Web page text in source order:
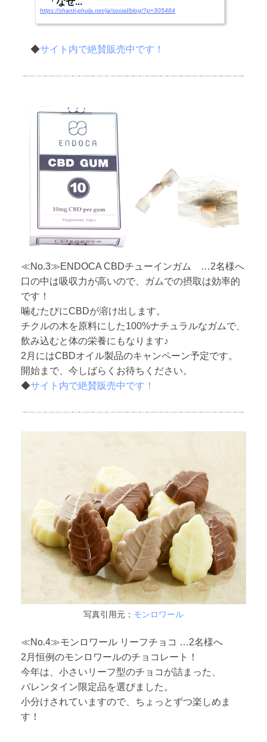
https://shanti-phula.net/ja/social/blog/?p=305484
◆サイト内で絶賛販売中です！
≪No.3≫ENDOCA CBDチューインガム …2名様へ
口の中は吸収力が高いので、ガムでの摂取は効率的
です！
噛むたびにCBDが溶け出します。
チクルの木を原料にした100%ナチュラルなガムで、
飲み込むと体の栄養にもなります♪
2月にはCBDオイル製品のキャンペーン予定です。
開始まで、今しばらくお待ちください。
◆サイト内で絶賛販売中です！
写真引用元： モンロワール
≪No.4≫モンロワール リーフチョコ …2名様へ
2月恒例のモンロワールのチョコレート！
今年は、小さいリーフ型のチョコが詰まった、
バレンタイン限定品を選びました。
小分けされていますので、ちょっとずつ楽しめま
す！